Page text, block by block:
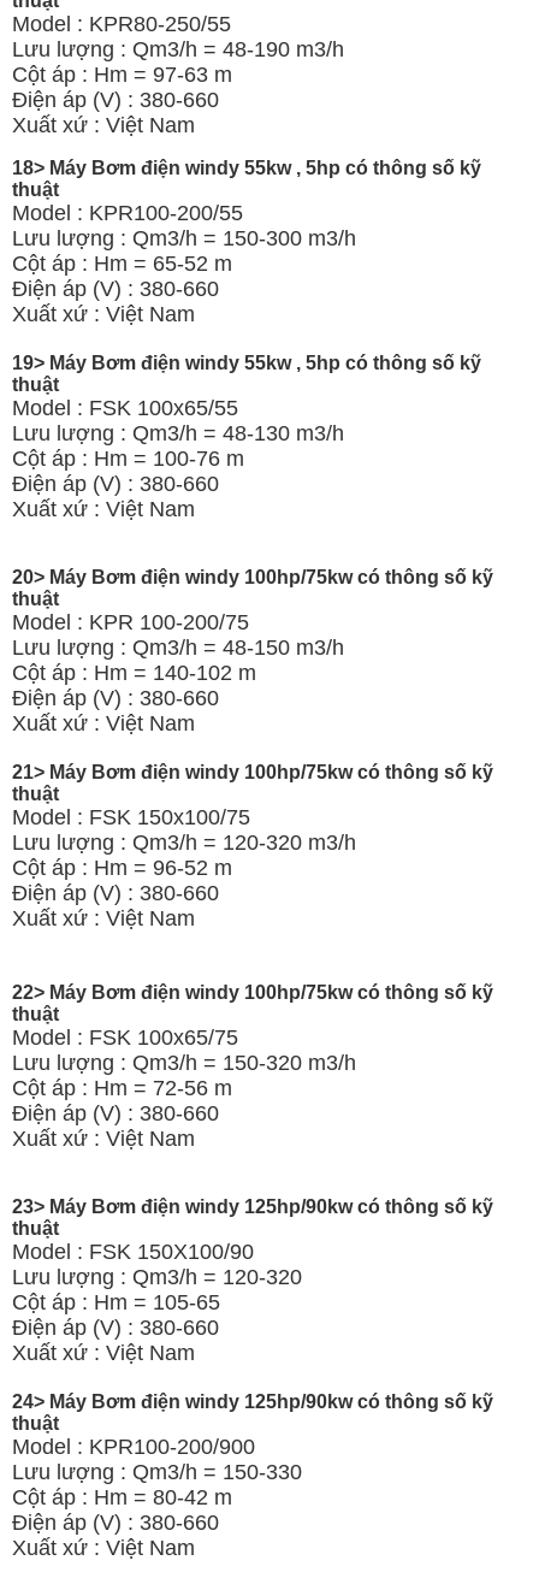
Model : KPR80-250/55
Lưu lượng : Qm3/h = 48-190 m3/h
Cột áp : Hm = 97-63 m
Điện áp (V) : 380-660
Xuất xứ : Việt Nam
18> Máy Bơm điện windy 55kw , 5hp có thông số kỹ
thuật
Model : KPR100-200/55
Lưu lượng : Qm3/h = 150-300 m3/h
Cột áp : Hm = 65-52 m
Điện áp (V) : 380-660
Xuất xứ : Việt Nam
19> Máy Bơm điện windy 55kw , 5hp có thông số kỹ
thuật
Model : FSK 100x65/55
Lưu lượng : Qm3/h = 48-130 m3/h
Cột áp : Hm = 100-76 m
Điện áp (V) : 380-660
Xuất xứ : Việt Nam
20> Máy Bơm điện windy 100hp/75kw có thông số kỹ
thuật
Model : KPR 100-200/75
Lưu lượng : Qm3/h = 48-150 m3/h
Cột áp : Hm = 140-102 m
Điện áp (V) : 380-660
Xuất xứ : Việt Nam
21> Máy Bơm điện windy 100hp/75kw có thông số kỹ
thuật
Model : FSK 150x100/75
Lưu lượng : Qm3/h = 120-320 m3/h
Cột áp : Hm = 96-52 m
Điện áp (V) : 380-660
Xuất xứ : Việt Nam
22> Máy Bơm điện windy 100hp/75kw có thông số kỹ
thuật
Model : FSK 100x65/75
Lưu lượng : Qm3/h = 150-320 m3/h
Cột áp : Hm = 72-56 m
Điện áp (V) : 380-660
Xuất xứ : Việt Nam
23> Máy Bơm điện windy 125hp/90kw có thông số kỹ
thuật
Model : FSK 150X100/90
Lưu lượng : Qm3/h = 120-320
Cột áp : Hm = 105-65
Điện áp (V) : 380-660
Xuất xứ : Việt Nam
24> Máy Bơm điện windy 125hp/90kw có thông số kỹ
thuật
Model : KPR100-200/900
Lưu lượng : Qm3/h = 150-330
Cột áp : Hm = 80-42 m
Điện áp (V) : 380-660
Xuất xứ : Việt Nam